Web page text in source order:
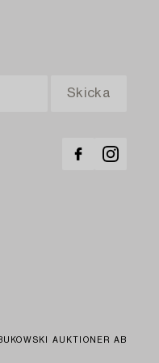
AUKTIONER AB